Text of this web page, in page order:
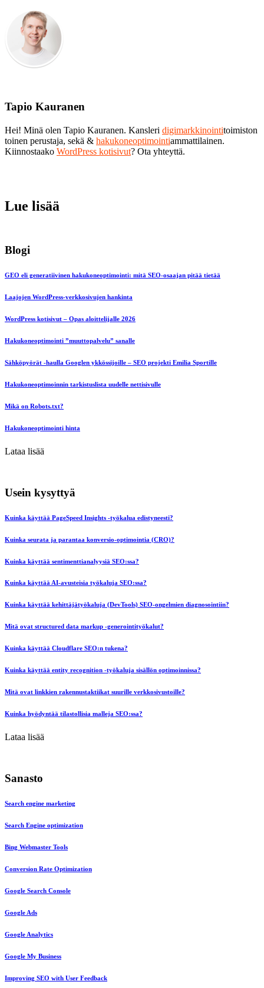
Tapio Kauranen
Hei! Minä olen Tapio Kauranen. Kansleri digimarkkinointitoimiston
toinen perustaja, sekä & hakukoneoptimointiammattilainen.
Kiinnostaako WordPress kotisivut? Ota yhteyttä.
Lue lisää
Blogi
GEO eli generatiivinen hakukoneoptimointi: mitä SEO-osaajan pitää tietää
Laajojen WordPress-verkkosivujen hankinta
WordPress kotisivut – Opas aloittelijalle 2026
Hakukoneoptimointi ”muuttopalvelu” sanalle
Sähköpyörät -haulla Googlen ykkössijoille – SEO projekti Emilia Sportille
Hakukoneoptimoinnin tarkistuslista uudelle nettisivulle
Mikä on Robots.txt?
Hakukoneoptimointi hinta
Lataa lisää
Usein kysyttyä
Kuinka käyttää PageSpeed Insights -työkalua edistyneesti?
Kuinka seurata ja parantaa konversio-optimointia (CRO)?
Kuinka käyttää sentimenttianalyysiä SEO:ssa?
Kuinka käyttää AI-avusteisia työkaluja SEO:ssa?
Kuinka käyttää kehittäjätyökaluja (DevTools) SEO-ongelmien diagnosointiin?
Mitä ovat structured data markup -generointityökalut?
Kuinka käyttää Cloudflare SEO:n tukena?
Kuinka käyttää entity recognition -työkaluja sisällön optimoinnissa?
Mitä ovat linkkien rakennustaktiikat suurille verkkosivustoille?
Kuinka hyödyntää tilastollisia malleja SEO:ssa?
Lataa lisää
Sanasto
Search engine marketing
Search Engine optimization
Bing Webmaster Tools
Conversion Rate Optimization
Google Search Console
Google Ads
Google Analytics
Google My Business
Improving SEO with User Feedback